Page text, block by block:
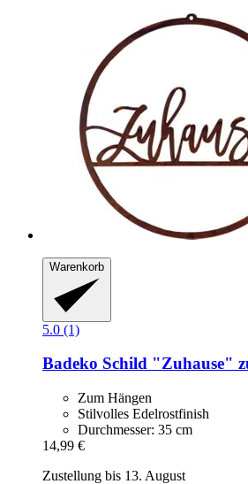
Warenkorb
5.0 (1)
Badeko Schild "Zuhause"
Zum Hängen
Stilvolles Edelrostfinish
Durchmesser: 35 cm
14,99 €
Zustellung bis 13. August